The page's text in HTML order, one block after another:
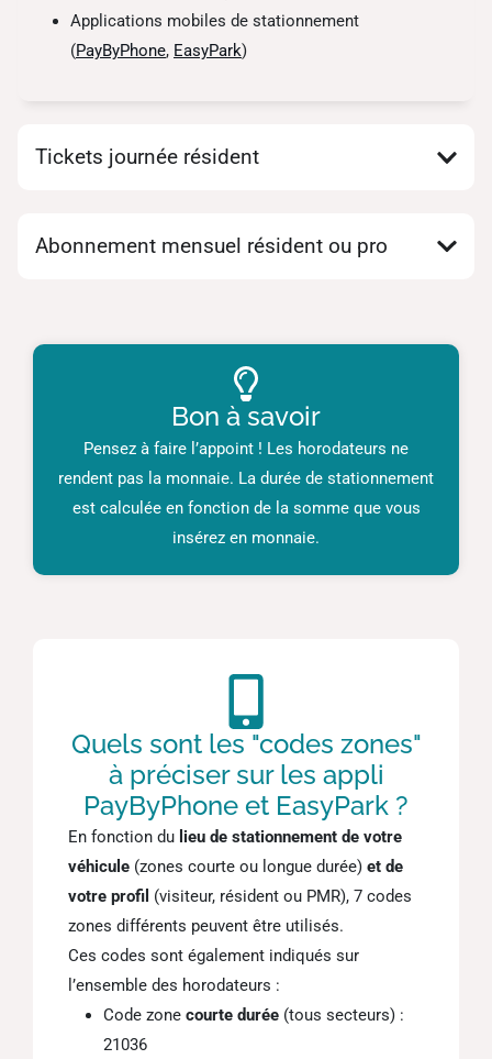
Applications mobiles de stationnement
(PayByPhone, EasyPark)
Tickets journée résident
Abonnement mensuel résident ou pro
Bon à savoir
Pensez à faire l’appoint ! Les horodateurs ne
rendent pas la monnaie. La durée de stationnement
est calculée en fonction de la somme que vous
insérez en monnaie.
Quels sont les "codes zones"
à préciser sur les appli
PayByPhone et EasyPark ?
En fonction du lieu de stationnement de votre
véhicule (zones courte ou longue durée) et de
votre profil (visiteur, résident ou PMR), 7 codes
zones différents peuvent être utilisés.
Ces codes sont également indiqués sur
l’ensemble des horodateurs :
Code zone courte durée (tous secteurs) :
21036